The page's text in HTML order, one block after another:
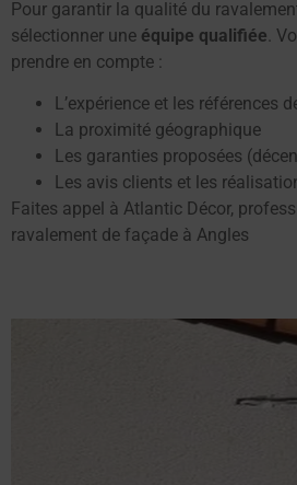
Pour garantir la qualité du
sélectionner une équipe qualifiée .
prendre en compte :
L’expérience et les références
La proximité géographique
Les garanties proposées
Les avis clients et les
Faites appel à Atlantic Décor,
ravalement de façade à Angles